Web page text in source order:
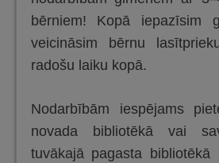
bērniem! Kopā iepazīsim
veicināsim bērnu
radošu laiku kopā.
Nodarbībām iespējams
novada bibliotēkā vai
tuvākajā pagasta